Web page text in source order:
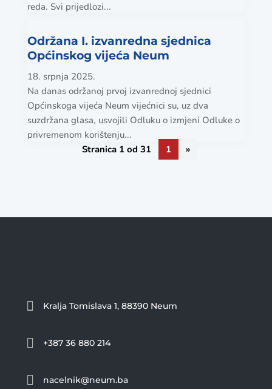
reda. Svi prijedlozi...
Održana I. izvanredna sjednica
Općinskog vijeća Neum
18. srpnja 2025.
Na danas održanoj prvoj izvanrednoj sjednici
Općinskoga vijeća Neum vijećnici su, uz dva
suzdržana glasa, usvojili Odluku o izmjeni Odluke o
privremenom korištenju...
Stranica 1 od 31
1 »
 Kralja Tomislava 1, 88390 Neum
 +387 36 880 214

nacelnik@neum.ba